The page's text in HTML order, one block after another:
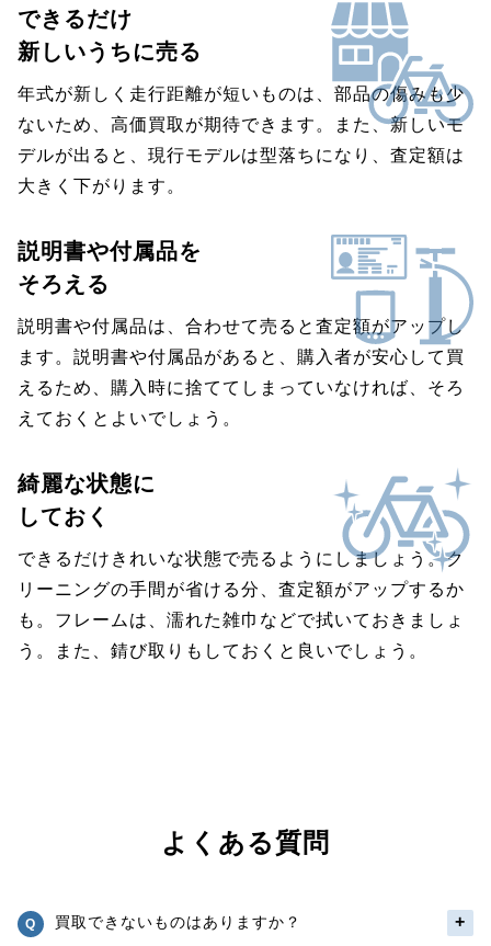
できるだけ
新しいうちに売る
年式が新しく走行距離が短いものは、部品の傷みも少
ないため、高価買取が期待できます。また、新しいモ
デルが出ると、現行モデルは型落ちになり、査定額は
大きく下がります。
説明書や付属品を
そろえる
説明書や付属品は、合わせて売ると査定額がアップし
ます。説明書や付属品があると、購入者が安心して買
えるため、購入時に捨ててしまっていなければ、そろ
えておくとよいでしょう。
綺麗な状態に
しておく
できるだけきれいな状態で売るようにしましょう。ク
リーニングの手間が省ける分、査定額がアップするか
も。フレームは、濡れた雑巾などで拭いておきましょ
う。また、錆び取りもしておくと良いでしょう。
よくある質問
買取できないものはありますか？